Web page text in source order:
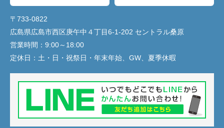
〒733-0822
広島県広島市西区庚午中４丁目6-1-202 セントラル桑原
営業時間： 9:00～18:00
定休日： 土・日・祝祭日・年末年始、GW、夏季休暇